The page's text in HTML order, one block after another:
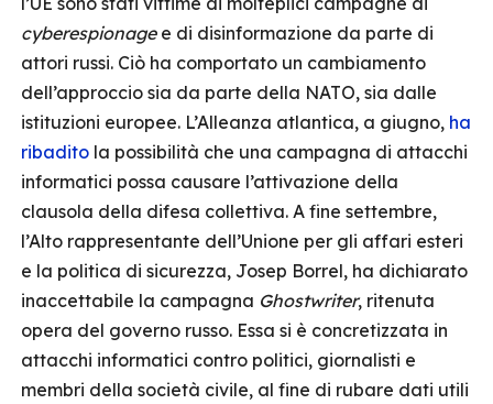
cyberespionagee di disinformazione da parte di
attori russi. Ciò ha comportato un cambiamento
dell’approccio sia da parte della NATO, sia dalle
istituzioni europee. L’Alleanza atlantica, a giugno, ha
ribadito la possibilità che una campagna di attacchi
informatici possa causare l’attivazione della
clausola della difesa collettiva. A fine settembre,
l’Alto rappresentante dell’Unione per gli affari esteri
e la politica di sicurezza, Josep Borrel, ha dichiarato
inaccettabile la campagna Ghostwriter, ritenuta
opera del governo russo. Essa si è concretizzata in
attacchi informatici contro politici, giornalisti e
membri della società civile, al fine di rubare dati utili